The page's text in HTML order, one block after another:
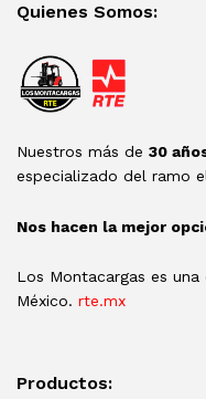
Quienes Somos:
Nuestros más de 30
especializado del ramo
Nos hacen la mejor
Los Montacargas es
México. rte.mx
Productos: